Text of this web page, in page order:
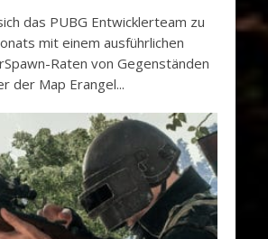
das PUBG Entwicklerteam zu
mit einem ausführlichen
Raten von Gegenständen
der Map Erangel...